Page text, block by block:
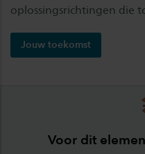
oplossingsrichtingen die
Jouw toekomst
Voor dit